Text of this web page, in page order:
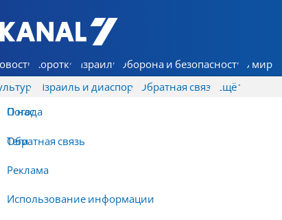
7 КАНАЛ - Аруц Шева
Коротко Израиль Оборона и безопасность В мире
Израиль и диаспора Обратная связь
О нас
Обратная связь
Реклама
Использование информации
Ещё
Погода
Теги